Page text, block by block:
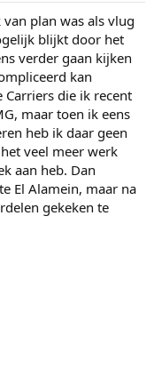
van plan was als vlug
blijkt door het
verder gaan kijken
kan
Carriers die ik recent
maar toen ik eens
heb ik daar geen
veel meer werk
aan heb. Dan
El Alamein, maar na
gekeken te